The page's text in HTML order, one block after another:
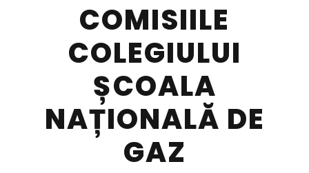
COMISIILE
COLEGIULUI
ȘCOALA
NAȚIONALĂ DE
GAZ